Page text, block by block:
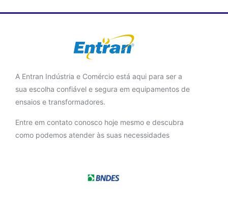
A Entran Indústria e Comércio está aqui para ser a
sua escolha confiável e segura em equipamentos de
ensaios e transformadores.
Entre em contato conosco hoje mesmo e descubra
como podemos atender às suas necessidades